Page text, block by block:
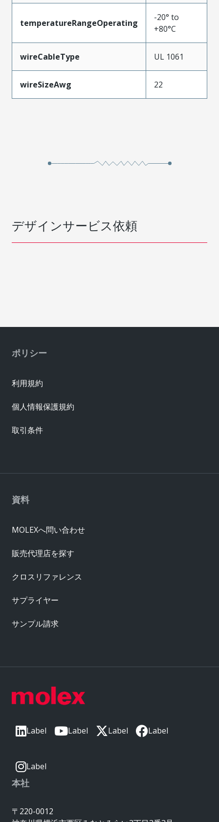
temperatureRangeOperating
-20° to
+80°C
wireCableType UL 1061
wireSizeAwg 22
デザインサービス依頼
Label Label Label Label
Label
本社
〒220-0012
資料
MOLEXへ問い合わせ
販売代理店を探す
クロスリファレンス
サプライヤー
サンプル請求
ポリシー
利用規約
個人情報保護規約
取引条件